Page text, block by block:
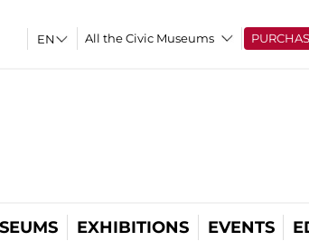
All the Civic Museums
EXHIBITIONS EVENTS